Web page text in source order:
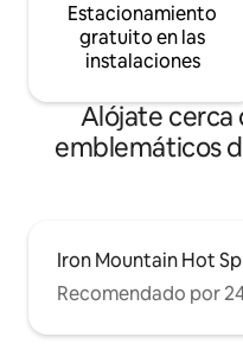
Estacionamiento
gratuito en las
instalaciones
Alójate cerca
emblemáticos
Iron Mountain Hot
Recomendado por